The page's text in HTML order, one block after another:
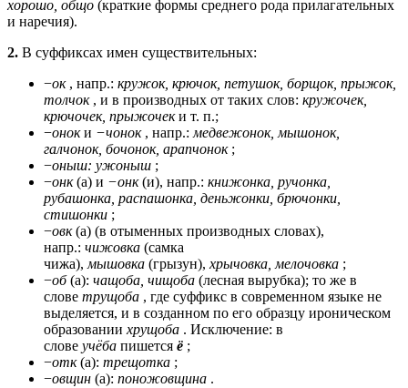
хорошо, общо (краткие формы среднего рода прилагательных
и наречия).
2. В суффиксах имен существительных:
−ок, напр.: кружок, крючок, петушок, борщок, прыжок,
толчок, и в производных от таких слов: кружочек,
крючочек, прыжочеки т. п.;
−оноки −чонок, напр.: медвежонок, мышонок,
галчонок, бочонок, арапчонок;
−оныш: ужоныш ;
−онк(а) и −онк(и), напр.: книжонка, ручонка,
рубашонка, распашонка, деньжонки, брючонки,
стишонки ;
−овк(а) (в отыменных производных словах),
напр.: чижовка (самка
чижа), мышовка (грызун), хрычовка, мелочовка ;
−об(а): чащоба, чищоба (лесная вырубка); то же в
слове трущоба , где суффикс в современном языке не
выделяется, и в созданном по его образцу ироническом
образовании хрущоба . Исключение: в
слове учёба пишется ё ;
−отк(а): трещотка ;
−овщин (а): поножовщина .